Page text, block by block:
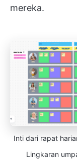
mereka.
Inti dari rapat
Lingkaran